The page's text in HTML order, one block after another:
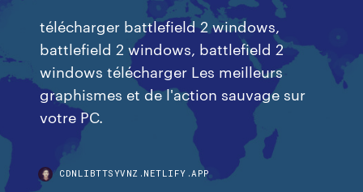
télécharger battlefield 2 windows,
battlefield 2 windows, battlefield 2
windows télécharger Les meilleurs
graphismes et de l'action sauvage sur
votre PC.
CDNLIBTTSYVNZ.NETLIFY.APP